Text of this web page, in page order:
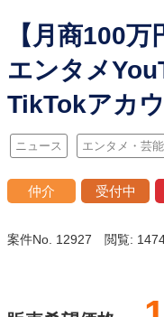
【月商100
エンタメ
TikTokアカ
ニュース エンタメ・芸
仲介 受付中
案件No. 12927 閲覧: